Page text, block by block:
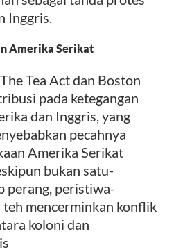
Inggris.
Amerika Serikat
Tea Act dan Boston
pada ketegangan
dan Inggris, yang
pecahnya
Amerika Serikat
bukan satu-
perang, peristiwa-
mencerminkan konflik
koloni dan